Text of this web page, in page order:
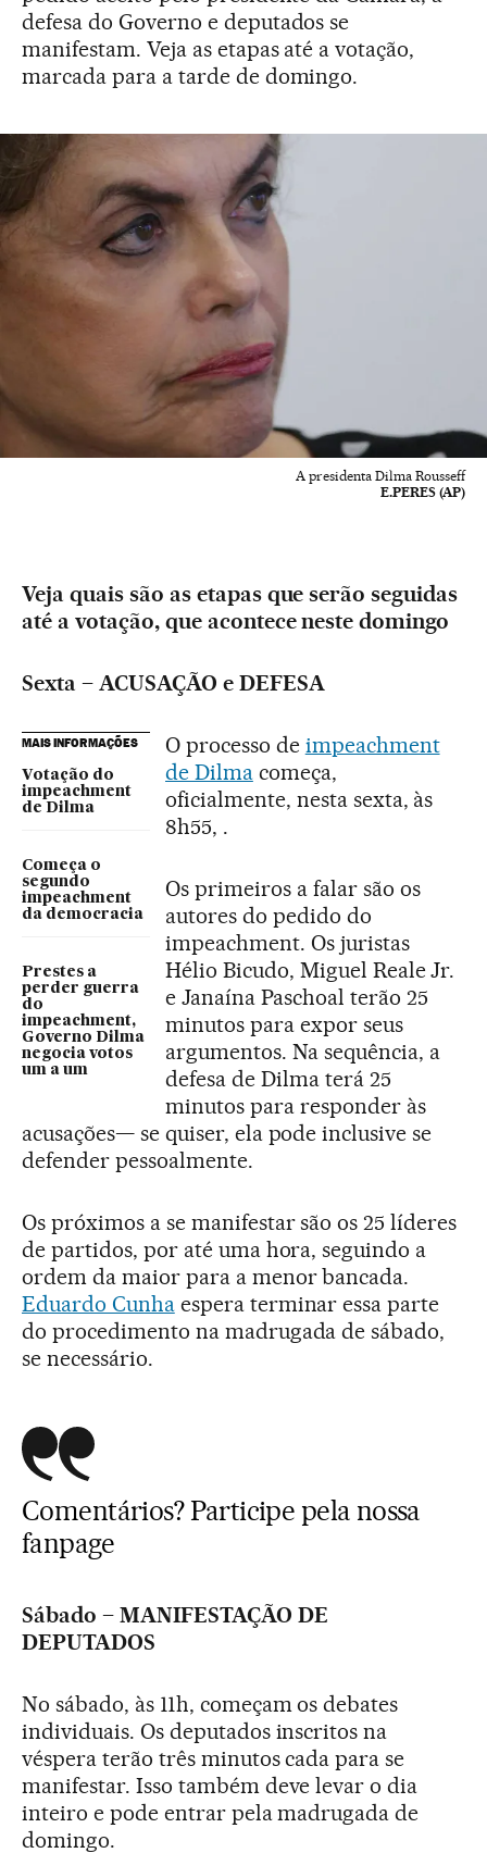
defesa do Governo e deputados se
manifestam. Veja as etapas até a votação,
marcada para a tarde de domingo.
A presidenta Dilma Rousseff
E.PERES (AP)
Veja quais são as etapas que serão seguidas
até a votação, que acontece neste domingo
Sexta – ACUSAÇÃO e DEFESA
MAIS INFORMAÇÕES
Votação do
impeachment
de Dilma
Começa o
segundo
impeachment
da democracia
Prestes a
perder guerra
do
impeachment,
Governo Dilma
negocia votos
um a um
O processo de impeachment
de Dilmacomeça,
oficialmente, nesta sexta, às
8h55, .
Os primeiros a falar são os
autores do pedido do
impeachment. Os juristas
Hélio Bicudo, Miguel Reale Jr.
e Janaína Paschoal terão 25
minutos para expor seus
argumentos. Na sequência, a
defesa de Dilma terá 25
minutos para responder às
acusações— se quiser, ela pode inclusive se
defender pessoalmente.
Os próximos a se manifestar são os 25 líderes
de partidos, por até uma hora, seguindo a
ordem da maior para a menor bancada.
Eduardo Cunhaespera terminar essa parte
do procedimento na madrugada de sábado,
se necessário.
Comentários? Participe pela nossa
fanpage
Sábado – MANIFESTAÇÃO DE
DEPUTADOS
No sábado, às 11h, começam os debates
individuais. Os deputados inscritos na
véspera terão três minutos cada para se
manifestar. Isso também deve levar o dia
inteiro e pode entrar pela madrugada de
domingo.